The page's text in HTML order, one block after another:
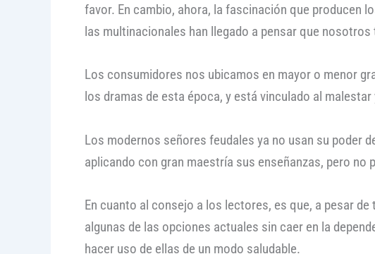
favor. En cambio, ahora, la fascinación que producen
las multinacionales han llegado a pensar que
Los consumidores nos ubicamos en mayor o menor
los dramas de esta época, y está vinculado al
Los modernos señores feudales ya no usan su poder
aplicando con gran maestría sus enseñanzas, pero
En cuanto al consejo a los lectores, es que, a pesar
algunas de las opciones actuales sin caer en la
hacer uso de ellas de un modo saludable.